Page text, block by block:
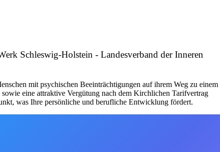
Schleswig-Holstein - Landesverband der Inneren
mit psychischen Beeinträchtigungen auf ihrem Weg zu einem
eine attraktive Vergütung nach dem Kirchlichen Tarifvertrag
was Ihre persönliche und berufliche Entwicklung fördert.